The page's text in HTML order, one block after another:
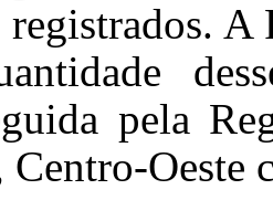
A
pela
Centro-Oeste